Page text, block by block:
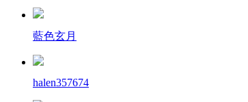
藍色玄月
halen357674